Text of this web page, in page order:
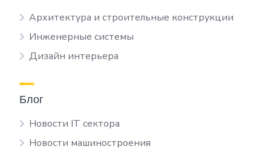
Архитектура и строительные конструкции
Инженерные системы
Дизайн интерьера
Блог
Новости IT сектора
Новости машиностроения